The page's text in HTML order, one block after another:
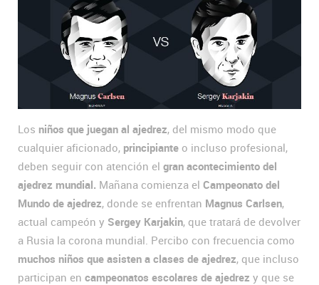
Los niños que juegan al ajedrez, del mismo modo que
cualquier aficionado, principiante o incluso profesional,
deben seguir con atención el gran acontecimiento del
ajedrez mundial. Mañana comienza el Campeonato del
Mundo de ajedrez, donde se enfrentan Magnus Carlsen,
actual campeón y Sergey Karjakin, que tratará de devolver
a Rusia la corona mundial. Percibo con frecuencia como
muchos niños que asisten a clases de ajedrez, que incluso
participan en campeonatos escolares de ajedrez y que se